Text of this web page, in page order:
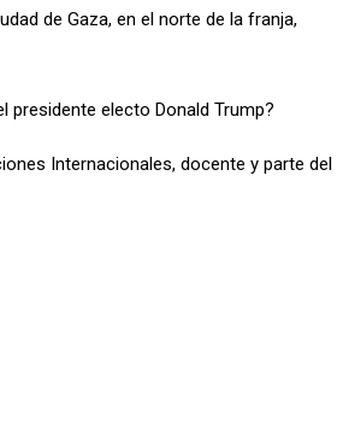
de Gaza, en el norte de la franja,
presidente electo Donald Trump?
Internacionales, docente y parte del